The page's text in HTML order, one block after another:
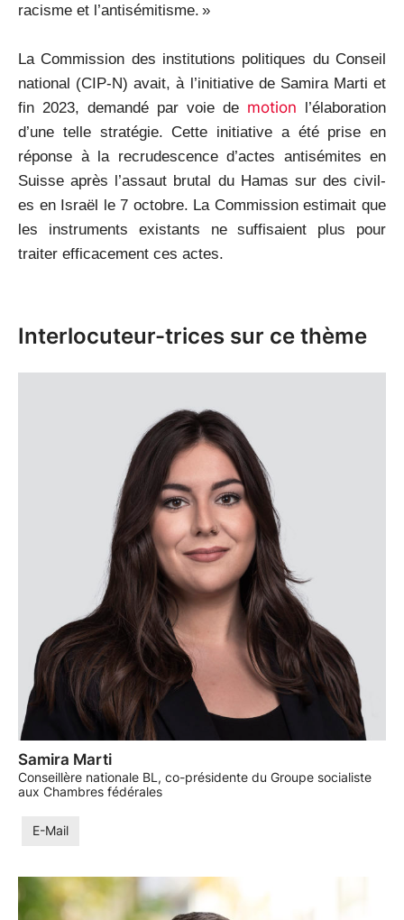
racisme et l’antisémitisme. »
La Commission des institutions politiques du Conseil
national (CIP-N) avait, à l’initiative de Samira Marti et
fin 2023, demandé par voie de motion l’élaboration
d’une telle stratégie. Cette initiative a été prise en
réponse à la recrudescence d’actes antisémites en
Suisse après l’assaut brutal du Hamas sur des civil-
es en Israël le 7 octobre. La Commission estimait que
les instruments existants ne suffisaient plus pour
traiter efficacement ces actes.
Interlocuteur-trices sur ce thème
Samira Marti
Conseillère nationale BL, co-présidente du Groupe socialiste
aux Chambres fédérales
E-Mail